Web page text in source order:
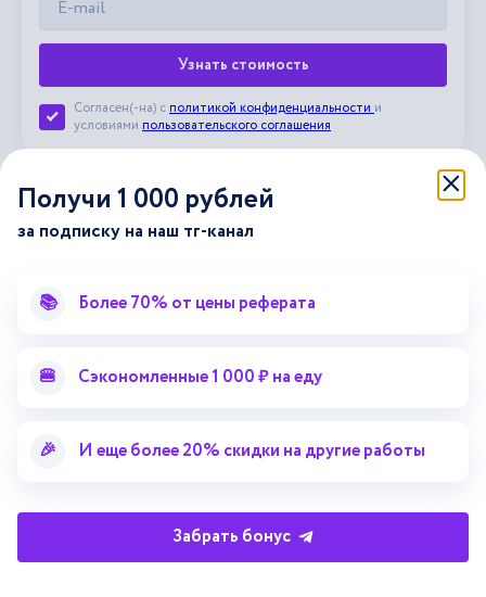
Узнать стоимость
Принять пользовательское соглашение
Согласен(-на) с политикой конфиденциальности и
условиями пользовательского соглашения
Поделись лекцией и
получи промокод на
скидку 30% на
платформе Автор24
вышлем промокод со скидкой тебе на почту
Получи 1 000 рублей
за подписку на наш тг-канал
📚 Более 70% от цены реферата
🍔 Сэкономленные 1 000 ₽ на еду
🎉 И еще более 20% скидки на другие работы
Забрать бонус